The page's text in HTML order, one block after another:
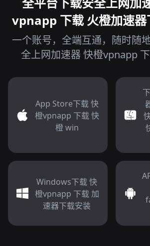
vpnapp 下载 火橙加速器
一个账号，全端互通，随时随
全上网加速器 快橙vpnapp
App Store下载 快
橙vpnapp 下载 快
橙 win
Windows下载 快
橙vpnapp 下载 加
速器下载安装